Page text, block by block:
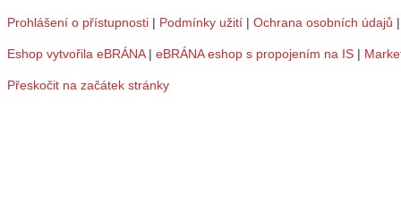
Prohlášení o přístupnosti | Podmínky užití | Ochrana osobních údajů
Eshop vytvořila eBRÁNA| eBRÁNA eshop s propojením na IS |
Přeskočit na začátek stránky